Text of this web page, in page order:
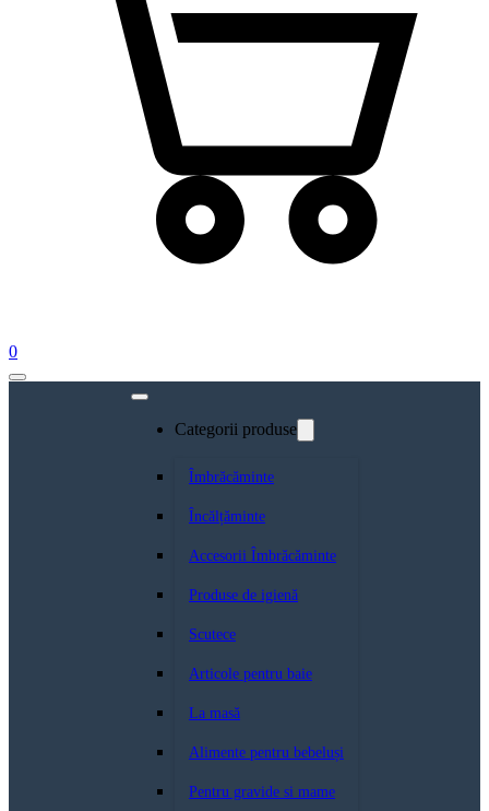
0
Categorii produse
Îmbrăcăminte
Încălțăminte
Accesorii Îmbrăcăminte
Produse de igienă
Scutece
Articole pentru baie
La masă
Alimente pentru bebeluși
Pentru gravide si mame